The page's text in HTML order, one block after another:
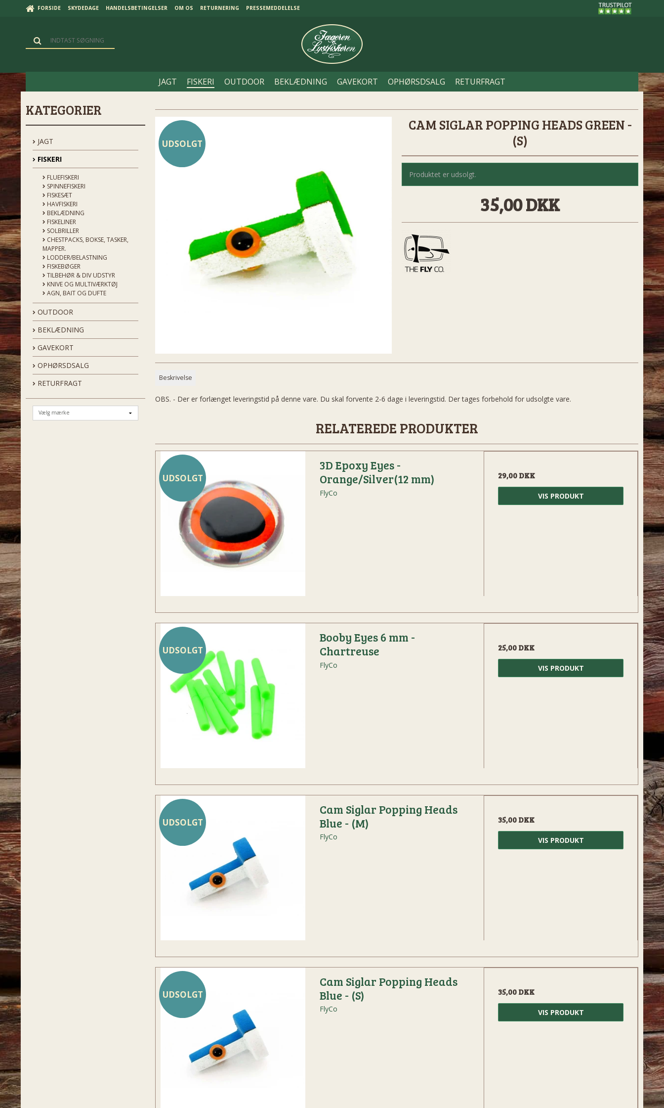
FORSIDE SKYDEDAGE HANDELSBETINGELSER OM OS RETURNERING PRESSEMEDDELELSE
JAGT FISKERI OUTDOOR BEKLÆDNING GAVEKORT OPHØRSDSALG RETURFRAGT
KATEGORIER
JAGT
FISKERI
FLUEFISKERI
SPINNEFISKERI
FISKESÆT
HAVFISKERI
BEKLÆDNING
FISKELINER
SOLBRILLER
CHESTPACKS, BOKSE, TASKER,
MAPPER.
LODDER/BELASTNING
FISKEBØGER
TILBEHØR & DIV UDSTYR
KNIVE OG MULTIVÆRKTØJ
AGN, BAIT OG DUFTE
OUTDOOR
BEKLÆDNING
GAVEKORT
OPHØRSDSALG
RETURFRAGT
UDSOLGT
CAM SIGLAR POPPING HEADS GREEN -
(S)
Produktet er udsolgt.
35,00 DKK
Beskrivelse
OBS. - Der er forlænget leveringstid på denne vare. Du skal forvente 2-6 dage i leveringstid. Der tages forbehold for udsolgte vare.
RELATEREDE PRODUKTER
UDSOLGT
3D Epoxy Eyes -
Orange/Silver(12 mm)
FlyCo
29,00 DKK
VIS PRODUKT
UDSOLGT
Booby Eyes 6 mm -
Chartreuse
FlyCo
25,00 DKK
VIS PRODUKT
UDSOLGT
Cam Siglar Popping Heads
Blue - (M)
FlyCo
35,00 DKK
VIS PRODUKT
UDSOLGT
Cam Siglar Popping Heads
Blue - (S)
FlyCo
35,00 DKK
VIS PRODUKT